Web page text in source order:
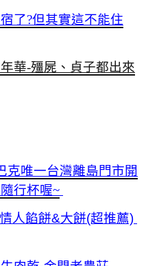
了?但其實這不能住
華-殭屍、貞子都出來
克唯一台灣離島門市開
行杯喔~
人餡餅&大餅(超推薦)